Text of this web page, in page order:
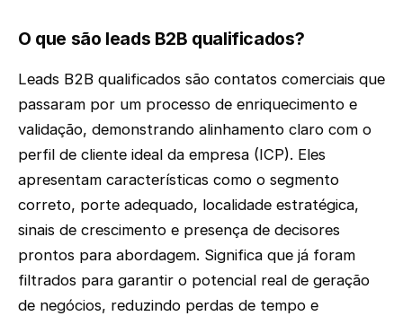
O que são leads B2B qualificados?
Leads B2B qualificados são contatos comerciais que
passaram por um processo de enriquecimento e
validação, demonstrando alinhamento claro com o
perfil de cliente ideal da empresa (ICP). Eles
apresentam características como o segmento
correto, porte adequado, localidade estratégica,
sinais de crescimento e presença de decisores
prontos para abordagem. Significa que já foram
filtrados para garantir o potencial real de geração
de negócios, reduzindo perdas de tempo e